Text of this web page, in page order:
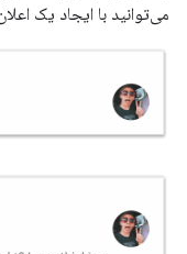
می‌توانید با ایجاد یک